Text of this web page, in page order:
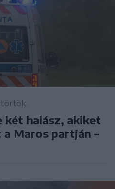
halász, akiket
Maros partján –